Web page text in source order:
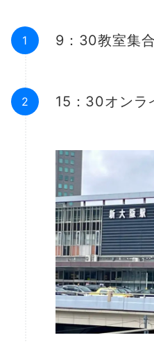
9：30教室集合
15：30オンラ